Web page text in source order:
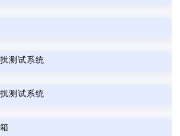
测试系统
测试系统